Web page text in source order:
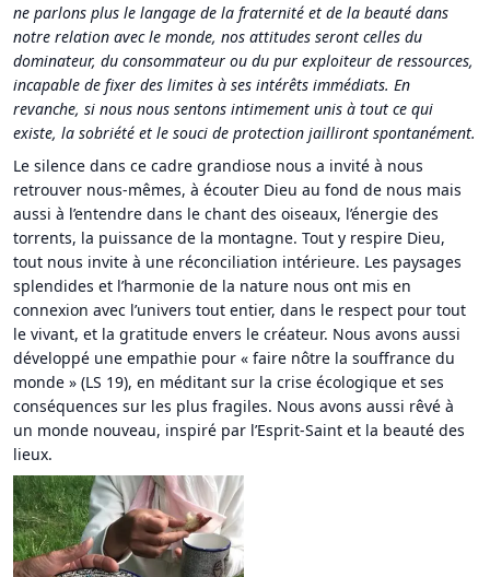
ne parlons plus le langage de la fraternité et de la beauté dans
notre relation avec le monde, nos attitudes seront celles du
dominateur, du consommateur ou du pur exploiteur de ressources,
incapable de fixer des limites à ses intérêts immédiats. En
revanche, si nous nous sentons intimement unis à tout ce qui
existe, la sobriété et le souci de protection jailliront spontanément.
Le silence dans ce cadre grandiose nous a invité à nous
retrouver nous-mêmes, à écouter Dieu au fond de nous mais
aussi à l’entendre dans le chant des oiseaux, l’énergie des
torrents, la puissance de la montagne. Tout y respire Dieu,
tout nous invite à une réconciliation intérieure. Les paysages
splendides et l’harmonie de la nature nous ont mis en
connexion avec l’univers tout entier, dans le respect pour tout
le vivant, et la gratitude envers le créateur. Nous avons aussi
développé une empathie pour « faire nôtre la souffrance du
monde » (LS 19), en méditant sur la crise écologique et ses
conséquences sur les plus fragiles. Nous avons aussi rêvé à
un monde nouveau, inspiré par l’Esprit-Saint et la beauté des
lieux.